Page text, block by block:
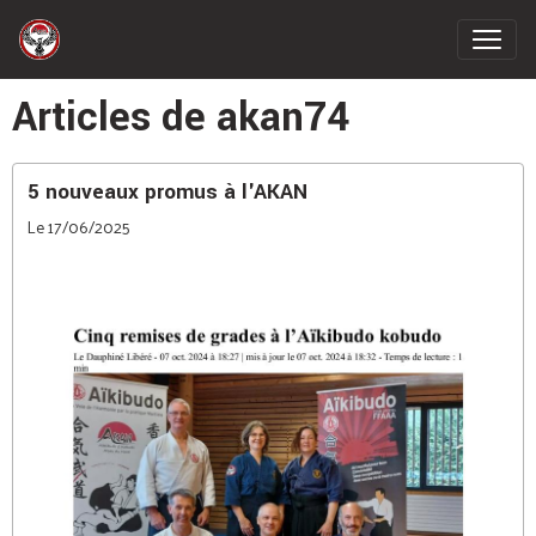
Articles de akan74
5 nouveaux promus à l'AKAN
Le 17/06/2025